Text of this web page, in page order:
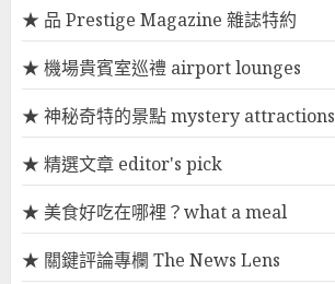
★ 品 Prestige Magazine 雜誌特約
★ 機場貴賓室巡禮 airport lounges
★ 神秘奇特的景點 mystery attractions
★ 精選文章 editor's pick
★ 美食好吃在哪裡？what a meal
★ 關鍵評論專欄 The News Lens